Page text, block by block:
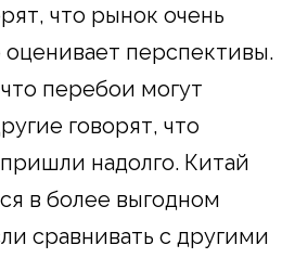
что рынок очень
перспективы.
перебои могут
говорят, что
надолго. Китай
в более выгодном
сравнивать с другими